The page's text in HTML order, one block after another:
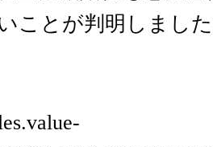
ことが判明しまし